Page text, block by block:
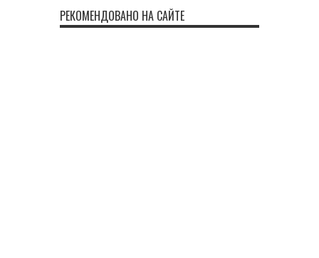
РЕКОМЕНДОВАНО НА САЙТЕ